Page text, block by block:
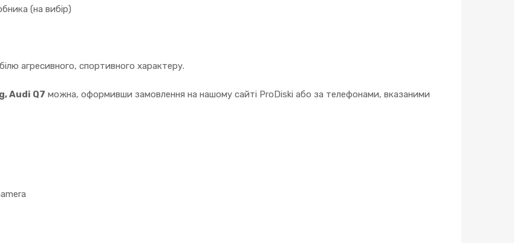
(на вибір)
агресивного, спортивного характеру.
Audi Q7 можна, оформивши замовлення на нашому сайті ProDiski або за телефонами, вказаними